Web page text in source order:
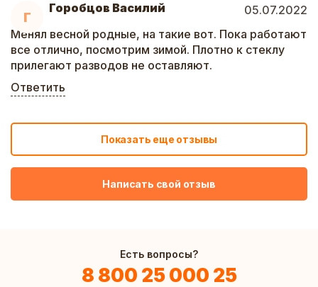
Г
Горобцов Василий
05.07.2022
Менял весной родные, на такие вот. Пока работают
все отлично, посмотрим зимой. Плотно к стеклу
прилегают разводов не оставляют.
Ответить
Показать еще отзывы
Написать свой отзыв
Есть вопросы?
8 800 25 000 25